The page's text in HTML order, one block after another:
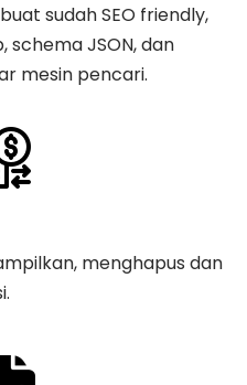
sudah SEO friendly,
JSON, dan
mesin pencari.
menghapus dan